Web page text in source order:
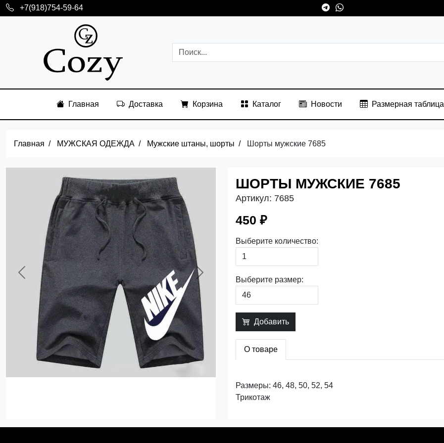
+7(918)754-59-64
Главная Доставка Корзина Каталог Новости Размерная таблица
Главная МУЖСКАЯ ОДЕЖДА Мужские штаны, шорты Шорты мужские 7685
Previous Next
ШОРТЫ МУЖСКИЕ 7685
Артикул: 7685
450 ₽
Выберите количество:
Выберите размер:
Добавить
О товаре
Размеры: 46, 48, 50, 52, 54
Трикотаж